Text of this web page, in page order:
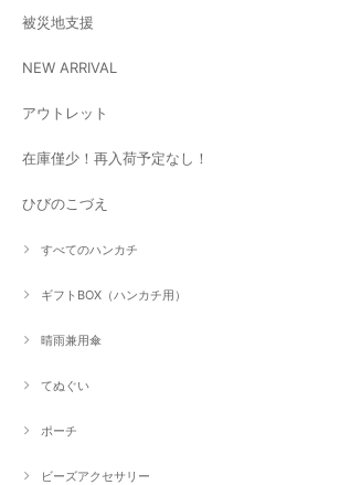
被災地支援
NEW ARRIVAL
アウトレット
在庫僅少！再入荷予定なし！
ひびのこづえ
すべてのハンカチ
ギフトBOX（ハンカチ用）
晴雨兼用傘
てぬぐい
ポーチ
ビーズアクセサリー